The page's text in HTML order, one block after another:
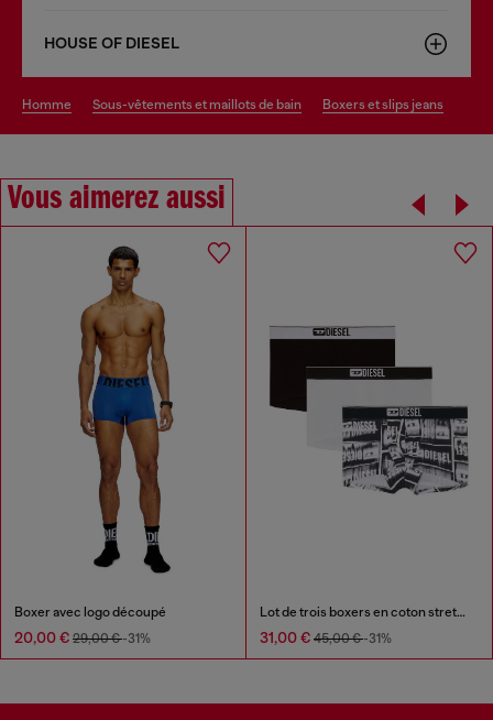
HOUSE OF DIESEL
homme sous-vêtements et maillots de bain boxers et slips jeans
Vous aimerez aussi
Boxer avec logo découpé
20,00 € 29,00 €-31%
Lot de trois boxers en coton stretch
31,00 € 45,00 €-31%